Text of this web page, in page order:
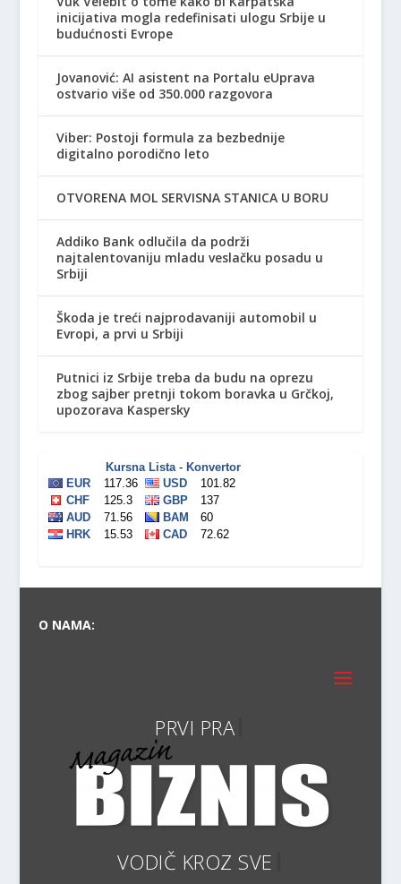
inicijativa mogla redefinisati ulogu Srbije u
budućnosti Evrope
Jovanović: AI asistent na Portalu eUprava
ostvario više od 350.000 razgovora
Viber: Postoji formula za bezbednije
digitalno porodično leto
OTVORENA MOL SERVISNA STANICA U BORU
Addiko Bank odlučila da podrži
najtalentovaniju mladu veslačku posadu u
Srbiji
Škoda je treći najprodavaniji automobil u
Evropi, a prvi u Srbiji
Putnici iz Srbije treba da budu na oprezu
zbog sajber pretnji tokom boravka u Grčkoj,
upozorava Kaspersky
O NAMA:
VOD